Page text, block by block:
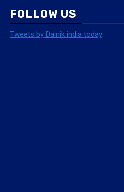
FOLLOW US
Tweets by Dainik india today